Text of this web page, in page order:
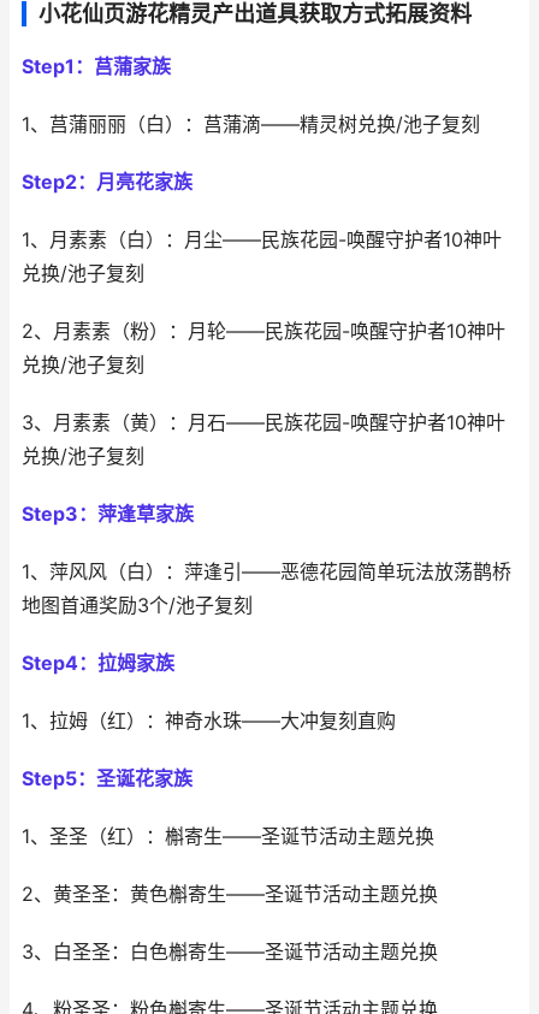
小花仙页游花精灵产出道具获取方式拓展资料
Step1：莒蒲家族
1、莒蒲丽丽（白）：莒蒲滴——精灵树兑换/池子复刻
Step2：月亮花家族
1、月素素（白）：月尘——民族花园-唤醒守护者10神叶
兑换/池子复刻
2、月素素（粉）：月轮——民族花园-唤醒守护者10神叶
兑换/池子复刻
3、月素素（黄）：月石——民族花园-唤醒守护者10神叶
兑换/池子复刻
Step3：萍逢草家族
1、萍风风（白）：萍逢引——恶德花园简单玩法放荡鹊桥
地图首通奖励3个/池子复刻
Step4：拉姆家族
1、拉姆（红）：神奇水珠——大冲复刻直购
Step5：圣诞花家族
1、圣圣（红）：槲寄生——圣诞节活动主题兑换
2、黄圣圣：黄色槲寄生——圣诞节活动主题兑换
3、白圣圣：白色槲寄生——圣诞节活动主题兑换